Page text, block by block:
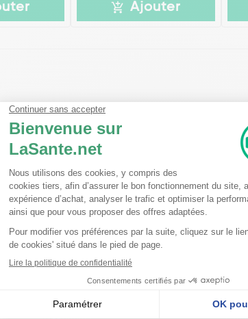
Ajouter
15 C12-15 Alkyl Benzoate Alcohol
Methoxyphenyl Triazine Glycerin Glycereth-26
C10-30 Alkyl Acrylate Crosspolymer
Crosspolymer Hyaluronic Acid Glycyrrhiza
Fruit Extract Aloe Barbadensis Leaf Extract
Root Extract Ecklonia Cava Extract